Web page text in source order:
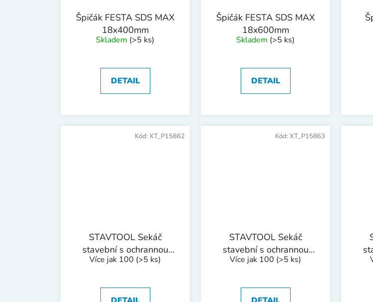
Špičák FESTA SDS MAX
18x400mm
Skladem (>5 ks)
DETAIL
Špičák FESTA SDS MAX
18x600mm
Skladem (>5 ks)
DETAIL
STAVTOOL Sekáč
stavební s ochrannou
rukojetí | 300x19x44,5
Více jak 100 (>5 ks)
Kód: XT_P15862
STAVTOOL Sekáč
stavební s ochrannou
rukojetí | 400x19x44,5
Více jak 100 (>5 ks)
Kód: XT_P15863